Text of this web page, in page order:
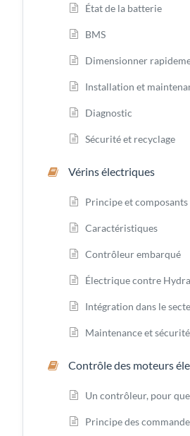
État de la batterie
BMS
Dimensionner
Installation et
Diagnostic
Sécurité et recyclage
Vérins électriques
Principe et composants
Caractéristiques
Contrôleur embarqué
Électrique contre
Intégration dans le
Maintenance et sécurité
Contrôle des moteurs
Un contrôleur, pour
Principe des